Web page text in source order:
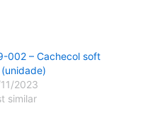
002 – Cachecol soft
(unidade)
2023
similar